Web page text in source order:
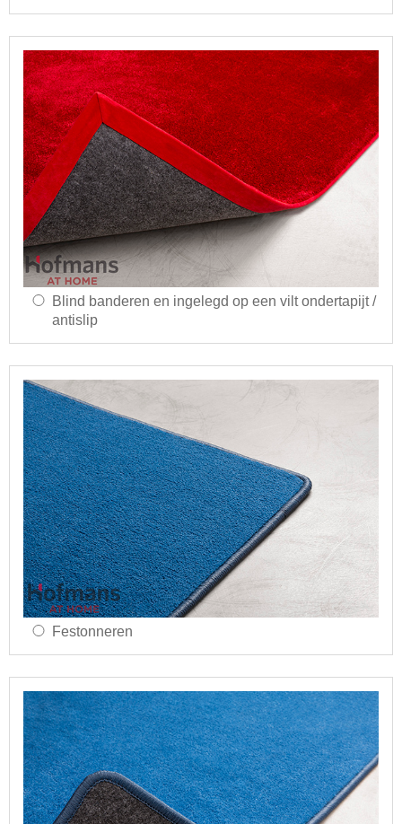
Blind banderen en ingelegd op een vilt ondertapijt /
antislip
Festonneren